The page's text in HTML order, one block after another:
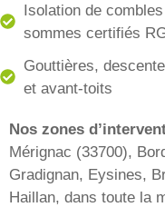
Isolation de
sommes certifiés
Gouttières,
et avant-toits
Nos zones
Mérignac (33700),
Gradignan, Eysines,
Haillan, dans toute la